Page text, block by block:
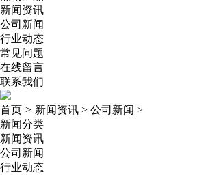
新闻资讯
公司新闻
行业动态
常见问题
在线留言
联系我们
首页 > 新闻资讯 > 公司新闻 >
新闻分类
新闻资讯
公司新闻
行业动态